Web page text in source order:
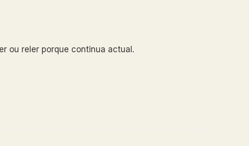
ou reler porque continua actual.